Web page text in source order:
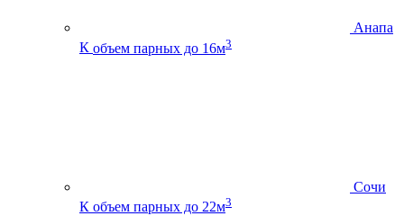
Анапа
К объем парных до 16м3
Сочи
К объем парных до 22м3